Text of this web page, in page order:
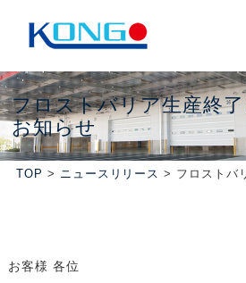
フロストバリア生産終
お知らせ
TOP > ニュースリリース > フロストバ
お客様 各位